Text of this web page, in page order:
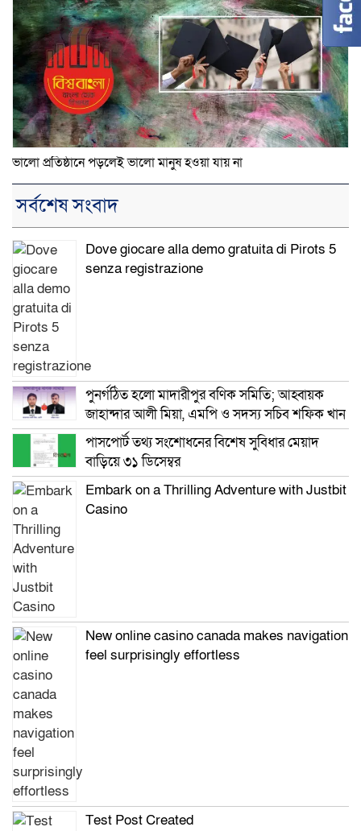
ভালো প্রতিষ্ঠানে পড়লেই ভালো মানুষ হওয়া যায় না
সর্বশেষ সংবাদ
Dove giocare alla demo gratuita di Pirots 5
senza registrazione
পুনর্গঠিত হলো মাদারীপুর বণিক সমিতি; আহ্বায়ক
জাহান্দার আলী মিয়া, এমপি ও সদস্য সচিব শফিক খান
পাসপোর্ট তথ্য সংশোধনের বিশেষ সুবিধার মেয়াদ
বাড়িয়ে ৩১ ডিসেম্বর
Embark on a Thrilling Adventure with Justbit
Casino
New online casino canada makes navigation
feel surprisingly effortless
Test Post Created